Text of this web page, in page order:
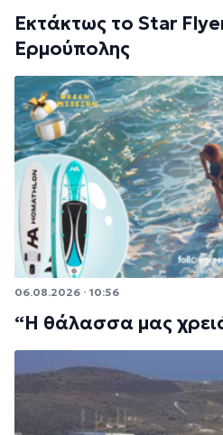
Εκτάκτως το Star
Ερμούπολης
06.08.2026 · 10:56
“Η θάλασσα μας